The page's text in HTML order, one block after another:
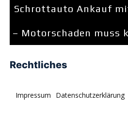
Schrottauto Ankauf
– Motorschaden muss
Rechtliches
Impressum Datenschutzerklärung